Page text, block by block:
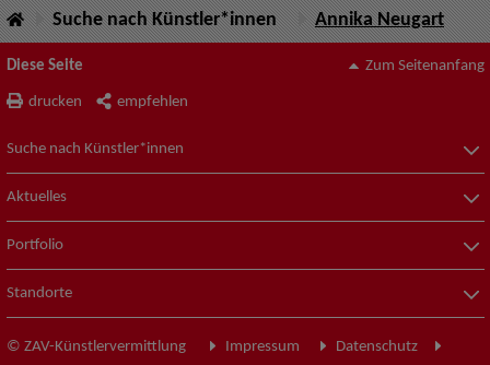
Suche nach Künstler*innen Annika Neugart
Diese Seite
drucken empfehlen
Zum Seitenanfang
Suche nach Künstler*innen
Aktuelles
Portfolio
Standorte
© ZAV-Künstlervermittlung Impressum
Datenschutz